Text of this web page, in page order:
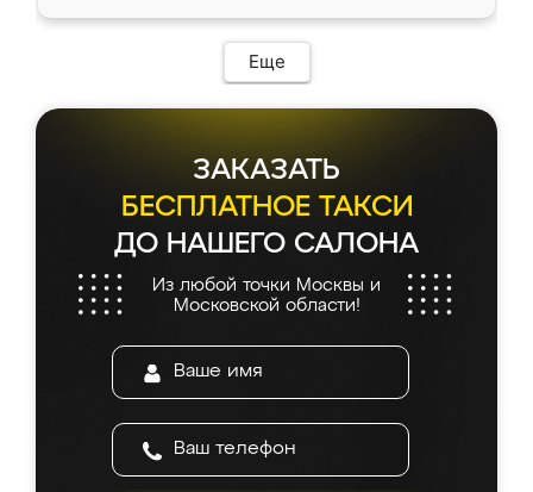
Еще
ЗАКАЗАТЬ
БЕСПЛАТНОЕ ТАКСИ
ДО НАШЕГО САЛОНА
Из любой точки Москвы и
Московской области!